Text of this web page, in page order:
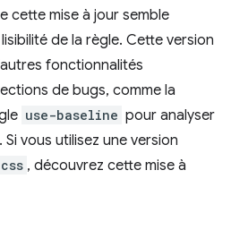
cette mise à jour semble
de la règle. Cette version
fonctionnalités
de bugs, comme la
use-baseline pour analyser
vous utilisez une version
, découvrez cette mise à